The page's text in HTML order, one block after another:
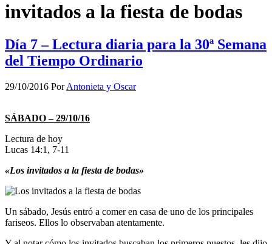
invitados a la fiesta de bodas
Día 7 – Lectura diaria para la 30ª Semana
del Tiempo Ordinario
29/10/2016 PorAntonieta y Oscar
SÁBADO – 29/10/16
Lectura de hoy
Lucas 14:1, 7-11
«Los invitados a la fiesta de bodas»
Un sábado, Jesús entró a comer en casa de uno de los principales
fariseos. Ellos lo observaban atentamente.